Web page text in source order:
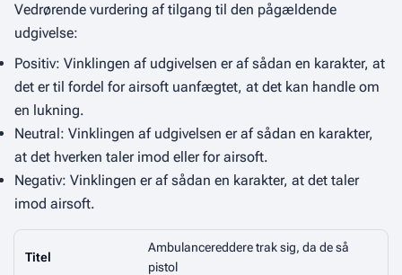
Vedrørende vurdering af tilgang til den pågældende
udgivelse:
Positiv: Vinklingen af udgivelsen er af sådan en karakter, at
det er til fordel for airsoft uanfægtet, at det kan handle om
en lukning.
Neutral: Vinklingen af udgivelsen er af sådan en karakter,
at det hverken taler imod eller for airsoft.
Negativ: Vinklingen er af sådan en karakter, at det taler
imod airsoft.
Titel
Ambulancereddere trak sig, da de så
pistol